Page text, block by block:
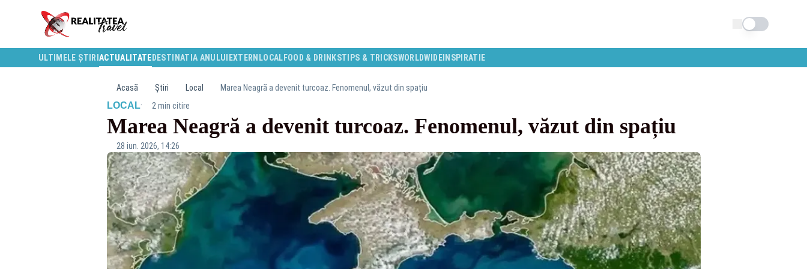
Schimba tema
ULTIMELE ȘTIRI ACTUALITATE DESTINATIA ANULUI EXTERN LOCAL FOOD & DRINKSTIPS & TRICKSWORLDWIDEINSPIRATIE
Acasă Știri Local Marea Neagră a devenit turcoaz. Fenomenul, văzut din spațiu
LOCAL· 2 min citire
Marea Neagră a devenit turcoaz. Fenomenul, văzut din spațiu
28 iun. 2026, 14:26